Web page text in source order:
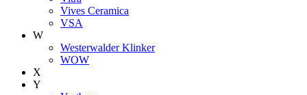
Vives Ceramica
VSA
W
Westerwalder Klinker
WOW
X
Y